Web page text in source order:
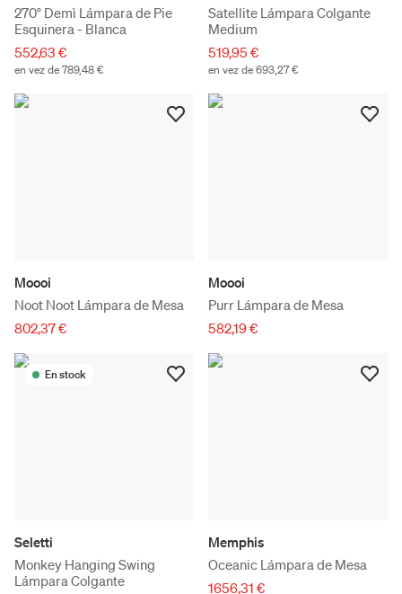
270° Demì Lámpara de Pie
Esquinera - Blanca
552,63 €
en vez de 789,48 €
Satellite Lámpara Colgante
Medium
519,95 €
en vez de 693,27 €
Moooi
Noot Noot Lámpara de Mesa
802,37 €
Moooi
Purr Lámpara de Mesa
582,19 €
En stock
Seletti
Monkey Hanging Swing
Lámpara Colgante
Memphis
Oceanic Lámpara de Mesa
1656,31 €